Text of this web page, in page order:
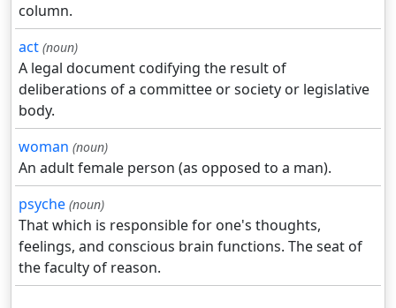
column.
act (noun)
A legal document codifying the result of
deliberations of a committee or society or legislative
body.
woman (noun)
An adult female person (as opposed to a man).
psyche (noun)
That which is responsible for one's thoughts,
feelings, and conscious brain functions. The seat of
the faculty of reason.